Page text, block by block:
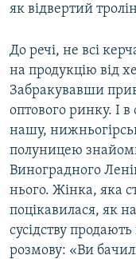
як відвертий
До речі, не всі
на продукцію від
Забракувавши
оптового ринку. І
нашу,
полуницею
Виноградного
нього. Жінка, яка
поцікавилася, як
сусідству
розмову: «Ви